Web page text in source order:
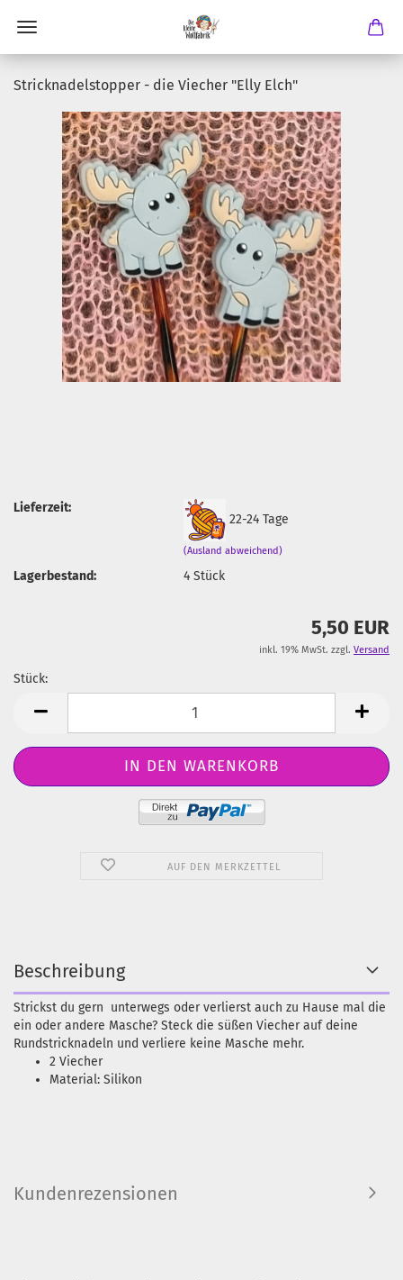
Stricknadelstopper - die Viecher "Elly Elch"
Lieferzeit:
22-24 Tage
(Ausland abweichend)
Lagerbestand: 4Stück
5,50 EUR
inkl. 19% MwSt. zzgl. Versand
Stück:
AUF DEN MERKZETTEL
Beschreibung
Strickst du gern unterwegs oder verlierst auch zu Hause mal die
ein oder andere Masche? Steck die süßen Viecher auf deine
Rundstricknadeln und verliere keine Masche mehr.
2 Viecher
Material: Silikon
Kundenrezensionen